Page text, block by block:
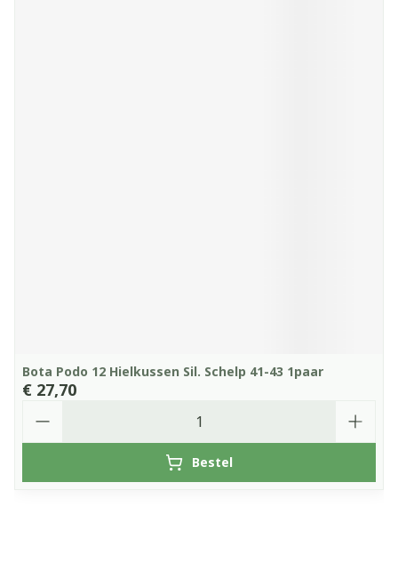
Bota Podo 12 Hielkussen Sil. Schelp 41-43 1paar
€ 27,70
Bestel